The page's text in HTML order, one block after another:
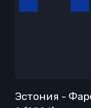
Эстония -